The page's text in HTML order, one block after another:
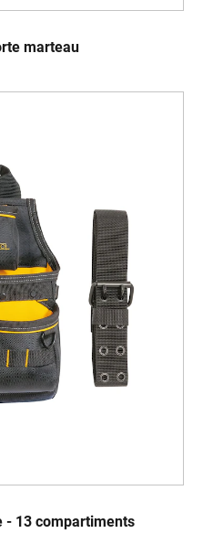
marteau
- 13 compartiments